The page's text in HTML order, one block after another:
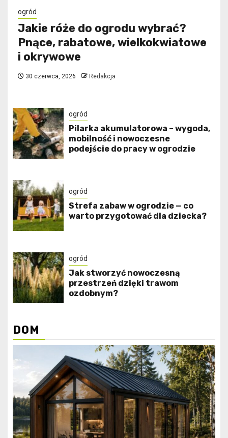
ogród
Jakie róże do ogrodu wybrać?
Pnące, rabatowe, wielkokwiatowe
i okrywowe
30 czerwca, 2026 Redakcja
ogród
Pilarka akumulatorowa – wygoda,
mobilność i nowoczesne
podejście do pracy w ogrodzie
ogród
Strefa zabaw w ogrodzie — co
warto przygotować dla dziecka?
ogród
Jak stworzyć nowoczesną
przestrzeń dzięki trawom
ozdobnym?
DOM